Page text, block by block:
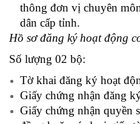
thông đơn vị chuyên
dân cấp tỉnh.
Hồ sơ đăng ký hoạt động
Số lượng 02 bộ:
Tờ khai đăng ký hoạt
Giấy chứng nhận đăng
Giấy chứng nhận quyền